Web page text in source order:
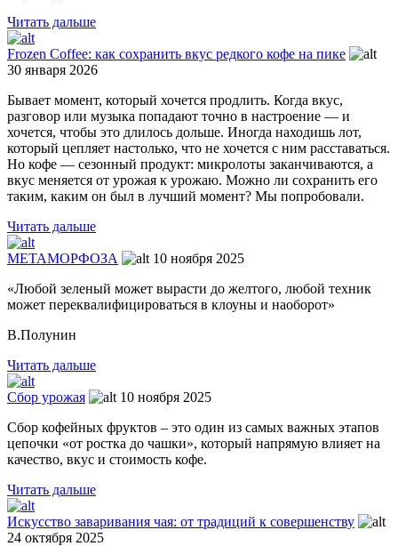
Читать дальше
Frozen Coffee: как сохранить вкус редкого кофе на пике
30 января 2026
Бывает момент, который хочется продлить. Когда вкус,
разговор или музыка попадают точно в настроение — и
хочется, чтобы это длилось дольше. Иногда находишь лот,
который цепляет настолько, что не хочется с ним расставаться.
Но кофе — сезонный продукт: микролоты заканчиваются, а
вкус меняется от урожая к урожаю. Можно ли сохранить его
таким, каким он был в лучший момент? Мы попробовали.
Читать дальше
МЕТАМОРФОЗА
10 ноября 2025
«Любой зеленый может вырасти до желтого, любой техник
может переквалифицироваться в клоуны и наоборот»
В.Полунин
Читать дальше
Сбор урожая
10 ноября 2025
Сбор кофейных фруктов – это один из самых важных этапов
цепочки «от ростка до чашки», который напрямую влияет на
качество, вкус и стоимость кофе.
Читать дальше
Искусство заваривания чая: от традиций к совершенству
24 октября 2025